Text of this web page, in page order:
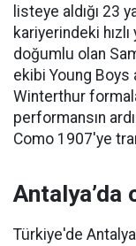
listeye aldığı 23
kariyerindeki
doğumlu olan
ekibi Young Boys
Winterthur
performansın
Como 1907'ye
Antalya’da
Türkiye'de